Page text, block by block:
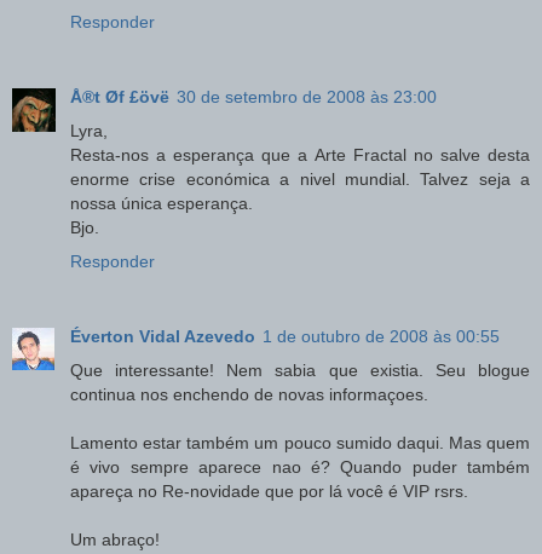
Responder
Å®t Øf £övë 30 de setembro de 2008 às 23:00
Lyra,
Resta-nos a esperança que a Arte Fractal no salve desta
enorme crise económica a nivel mundial. Talvez seja a
nossa única esperança.
Bjo.
Responder
Éverton Vidal Azevedo 1 de outubro de 2008 às 00:55
Que interessante! Nem sabia que existia. Seu blogue
continua nos enchendo de novas informaçoes.
Lamento estar também um pouco sumido daqui. Mas quem
é vivo sempre aparece nao é? Quando puder também
apareça no Re-novidade que por lá você é VIP rsrs.
Um abraço!